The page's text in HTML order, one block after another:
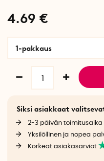
4.69 €
1-pakkaus
Siksi asiakkaat
2-3 päivän toimitusaika
Yksilöllinen ja nopea
Korkeat asiakasarviot